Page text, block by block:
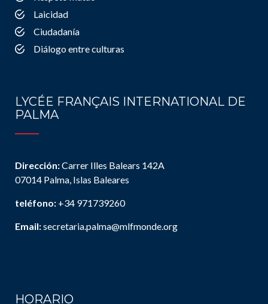
Laicidad
Ciudadanía
Diálogo entre culturas
LYCÉE FRANÇAIS INTERNATIONAL DE
PALMA
Dirección:Carrer Illes Balears 142A
07014 Palma, Islas Baleares
teléfono: +34 971739260
Email:secretaria.palma@mlfmonde.org
HORARIO